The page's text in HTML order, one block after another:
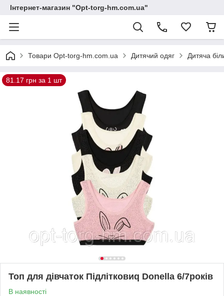
Інтернет-магазин "Opt-torg-hm.com.ua"
Товари Opt-torg-hm.com.ua Дитячий одяг Дитяча
81.17 грн за 1 шт
Топ для дівчаток Підлітковиq Donella 6/7років
В наявності